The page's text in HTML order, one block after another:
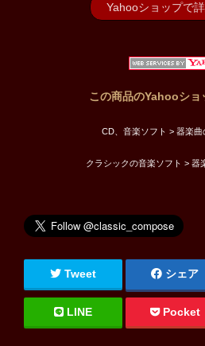
Yahooショップで
この商品のYahooショ
CD、音楽ソフト > 器楽曲
クラシックの音楽ソフト > 器
Tweet シェア
LINE Pocket